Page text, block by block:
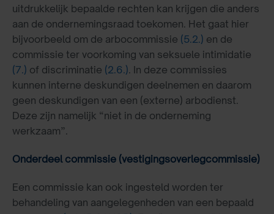
uitdrukkelijk bepaalde rechten kan krijgen die anders
aan de ondernemingsraad toekomen. Het gaat hier
bijvoorbeeld om de arbocommissie (5.2.) en de
commissie ter voorkoming van seksuele intimidatie
(7.) of discriminatie (2.6.). In deze commissies
kunnen interne deskundigen deelnemen en daarom
geen deskundigen van een (externe) arbodienst.
Deze zijn namelijk “niet in de onderneming
werkzaam”.
Onderdeel commissie (vestigingsoverlegcommissie)
Een commissie kan ook ingesteld worden ter
behandeling van aangelegenheden van een bepaald